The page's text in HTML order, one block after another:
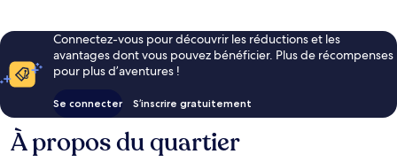
Connectez-vous pour découvrir les réductions et les
avantages dont vous pouvez bénéficier. Plus de récompenses
pour plus d’aventures !
Se connecter S’inscrire gratuitement
À propos du quartier